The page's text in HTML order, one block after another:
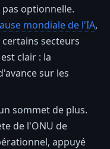
optionnelle.
mondiale de l'IA,
secteurs
clair : la
sur les
sommet de plus.
de l'ONU de
appuyé